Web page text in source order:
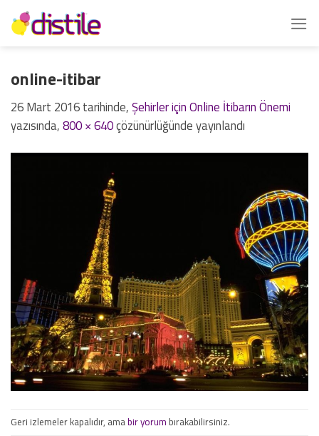
İçeriğe
atla
online-itibar
26 Mart 2016tarihinde,Şehirler için Online İtibarın Önemi
yazısında,800 × 640çözünürlüğünde yayınlandı
Geri izlemeler kapalıdır, amabir yorum bırakabilirsiniz.